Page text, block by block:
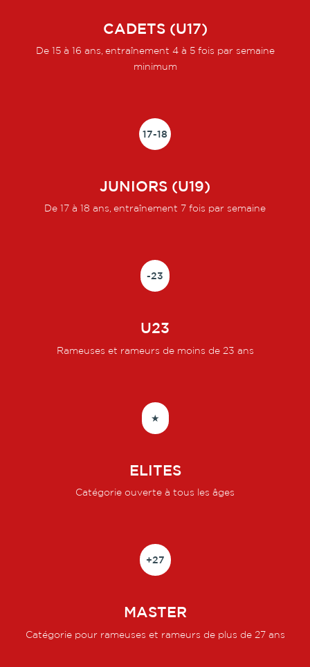
CADETS (U17)
De 15 à 16 ans, entraînement 4 à 5 fois par semaine
minimum
17-18
JUNIORS (U19)
De 17 à 18 ans, entraînement 7 fois par semaine
-23
U23
Rameuses et rameurs de moins de 23 ans
★
ELITES
Catégorie ouverte à tous les âges
+27
MASTER
Catégorie pour rameuses et rameurs de plus de 27 ans